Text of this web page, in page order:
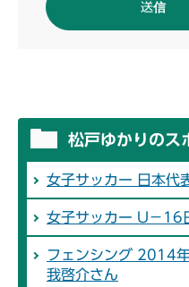
松戸ゆかりのス
女子サッカー 日本
女子サッカー U－
フェンシング 2014
我啓介さん